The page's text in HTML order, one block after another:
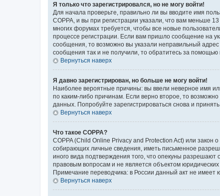
Я только что зарегистрировался, но не могу войти!
Для начала проверьте, правильно ли вы вводите имя
COPPA, и вы при регистрации указали, что вам меньше
многих форумах требуется, чтобы все новые
процессе регистрации. Если вам пришло сообщение на
сообщения, то возможно вы указали неправильный
сообщения так и не получили, то обратитесь за помощью
Вернуться наверх
Я давно зарегистрирован, но больше не могу войти!
Наиболее вероятные причины: вы ввели неверное имя
по каким-либо причинам. Если верно второе, то
данных. Попробуйте зарегистрироваться снова и принять
Вернуться наверх
Что такое COPPA?
COPPA (Child Online Privacy and Protection Act) или
собирающих личные сведения, иметь письменное
иного вида подтверждения того, что опекуны
правовым вопросам и не является объектом
Примечание переводчика: в России данный акт не имеет
Вернуться наверх